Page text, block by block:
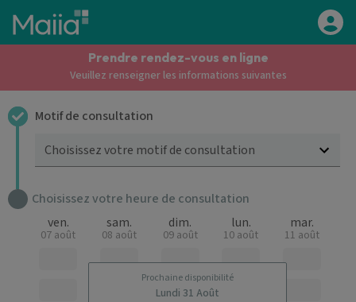
Aller au contenu principal
Prendre rendez-vous en ligne
Veuillez renseigner les informations suivantes
Motif de consultation
Choisissez votre motif de consultation
Choisissez votre heure de consultation
Prochaine disponibilité
Lundi 31 Août
ven.
07 août
sam.
08 août
dim.
09 août
lun.
10 août
mar.
11 août